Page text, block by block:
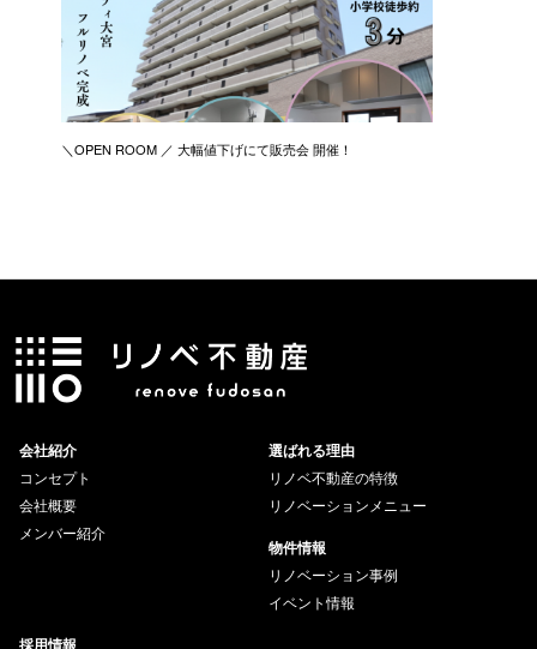
＼OPEN ROOM ／ 大幅値下げにて販売会 開催！
会社紹介
コンセプト
会社概要
メンバー紹介
選ばれる理由
リノベ不動産の特徴
リノベーションメニュー
物件情報
リノベーション事例
イベント情報
採用情報